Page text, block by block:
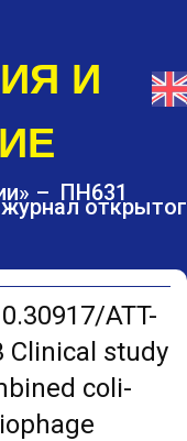
И
– ПН631
ATT-
Clinical study
coli-